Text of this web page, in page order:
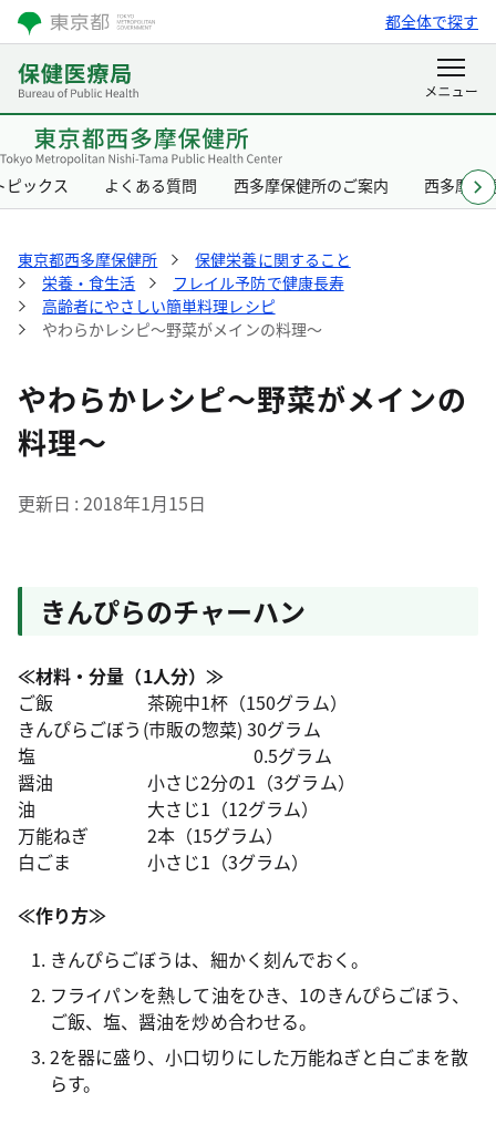
都全体で探す
ピックス よくある質問 西多摩保健所のご案内 西多摩保
東京都西多摩保健所
保健栄養に関すること
栄養・食生活
フレイル予防で健康長寿
高齢者にやさしい簡単料理レシピ
やわらかレシピ～野菜がメインの料理～
やわらかレシピ～野菜がメインの
料理～
更新日 2018年1月15日
きんぴらのチャーハン
≪材料・分量（1人分）≫
ご飯 茶碗中1杯（150グラム）
きんぴらごぼう(市販の惣菜) 30グラム
塩 0.5グラム
醤油 小さじ2分の1（3グラム）
油 大さじ1（12グラム）
万能ねぎ 2本（15グラム）
白ごま 小さじ1（3グラム）
≪作り方≫
きんぴらごぼうは、細かく刻んでおく。
フライパンを熱して油をひき、1のきんぴらごぼう、
ご飯、塩、醤油を炒め合わせる。
2を器に盛り、小口切りにした万能ねぎと白ごまを散
らす。